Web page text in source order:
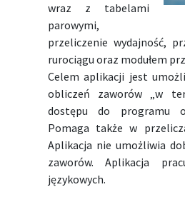
wraz z tabelami
parowymi,
przeliczenie wydajność,
rurociągu oraz modułem
Celem aplikacji jest
obliczeń zaworów „w
dostępu do programu
Pomaga także w
Aplikacja nie umożliwia
zaworów. Aplikacja
językowych.